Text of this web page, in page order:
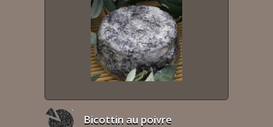
Bicottin au poivre